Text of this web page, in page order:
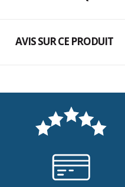
AVIS SUR CE PRODUIT